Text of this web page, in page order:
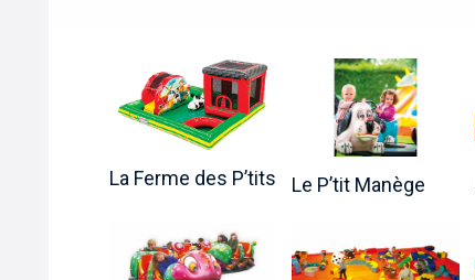
La Ferme des P’tits Le P’tit Manège